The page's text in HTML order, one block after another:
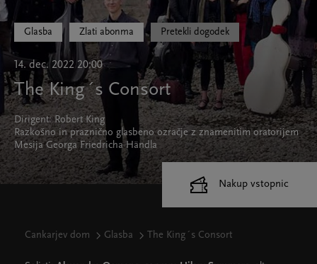
Glasba Zlati abonma Pretekli dogodek
14. dec. 2022 20:00
The King´s Consort
Dirigent: Robert King
Razkošno in praznično glasbeno ozračje z znamenitim oratorijem
Mesija Georga Friedricha Händla
Cankarjev dom Glasba The King´s Consort
Nakup vstopnic